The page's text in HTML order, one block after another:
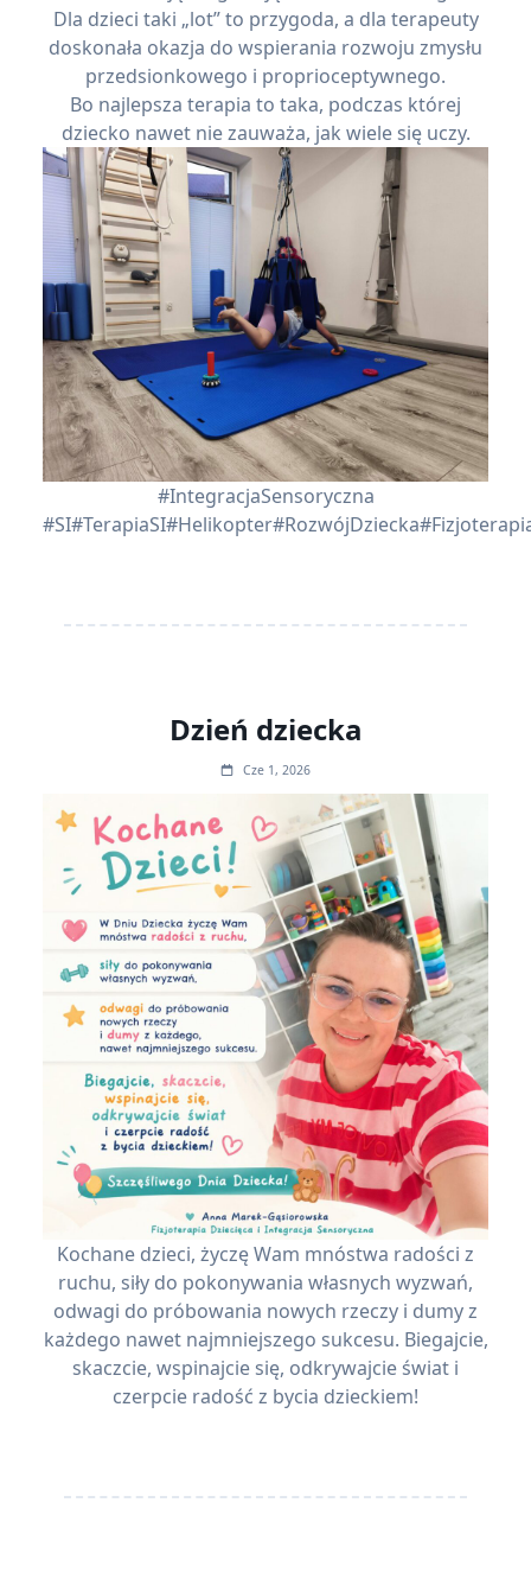
Dla dzieci taki „lot” to przygoda, a dla terapeuty
doskonała okazja do wspierania rozwoju zmysłu
przedsionkowego i proprioceptywnego.
Bo najlepsza terapia to taka, podczas której
dziecko nawet nie zauważa, jak wiele się uczy.
#IntegracjaSensoryczna
#SI#TerapiaSI#Helikopter#RozwójDziecka
Dzień dziecka
Cze 1, 2026
Kochane dzieci, życzę Wam mnóstwa radości z
ruchu, siły do pokonywania własnych wyzwań,
odwagi do próbowania nowych rzeczy i dumy z
każdego nawet najmniejszego sukcesu. Biegajcie,
skaczcie, wspinajcie się, odkrywajcie świat i
czerpcie radość z bycia dzieckiem!